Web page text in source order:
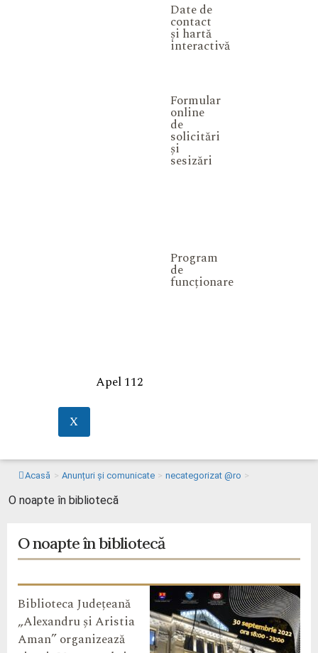
Date de
contact
și hartă
interactivă
Formular
online
de
solicitări
și
sesizări
Program
de
funcționare
Apel 112
X
Acasă > Anunțuri și comunicate > necategorizat @ro >
O noapte în bibliotecă
O noapte în bibliotecă
Biblioteca Județeană
„Alexandru și Aristia
Aman” organizează